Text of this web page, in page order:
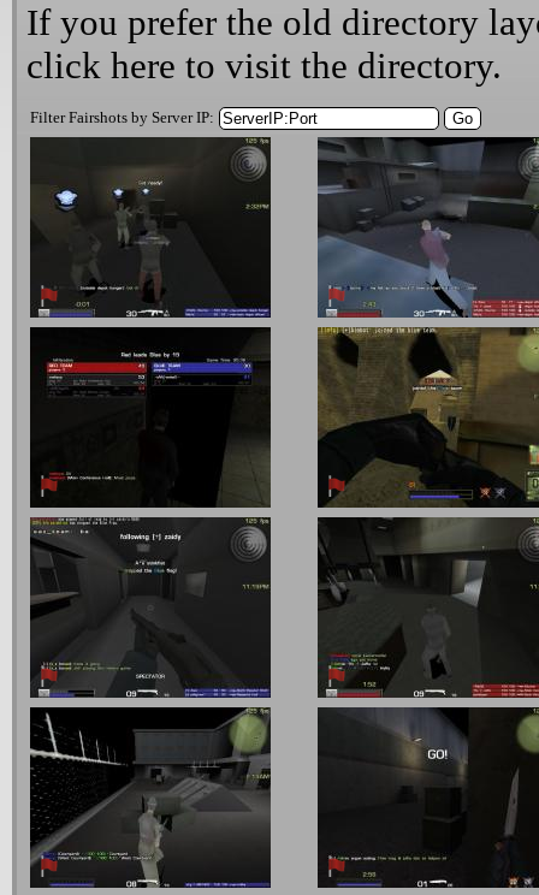
If you prefer the old directory
click here to visit the directory.
Filter Fairshots by Server IP: